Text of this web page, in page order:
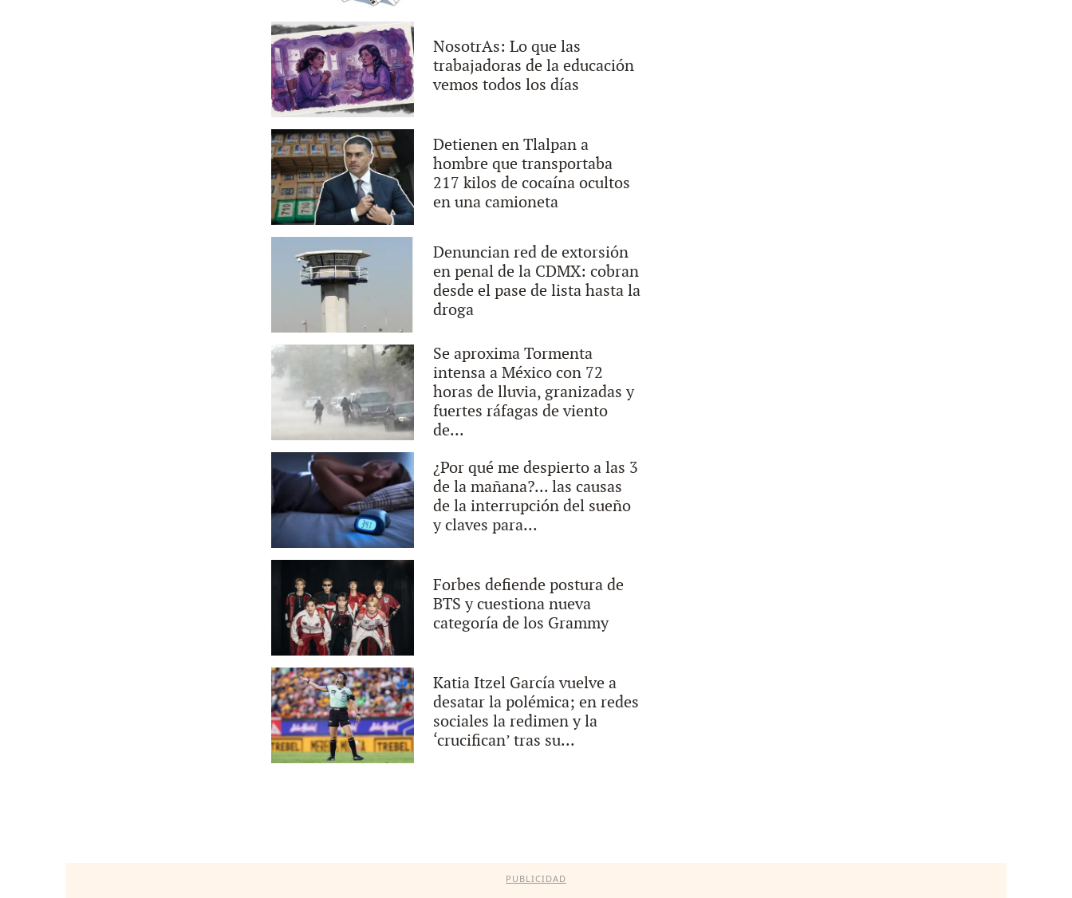
NosotrAs: Lo que las
trabajadoras de la educación
vemos todos los días
Detienen en Tlalpan a
hombre que transportaba
217 kilos de cocaína ocultos
en una camioneta
Denuncian red de extorsión
en penal de la CDMX: cobran
desde el pase de lista hasta la
droga
Se aproxima Tormenta
intensa a México con 72
horas de lluvia, granizadas y
fuertes ráfagas de viento
de...
¿Por qué me despierto a las 3
de la mañana?... las causas
de la interrupción del sueño
y claves para...
Forbes defiende postura de
BTS y cuestiona nueva
categoría de los Grammy
Katia Itzel García vuelve a
desatar la polémica; en redes
sociales la redimen y la
‘crucifican’ tras su...
PUBLICIDAD